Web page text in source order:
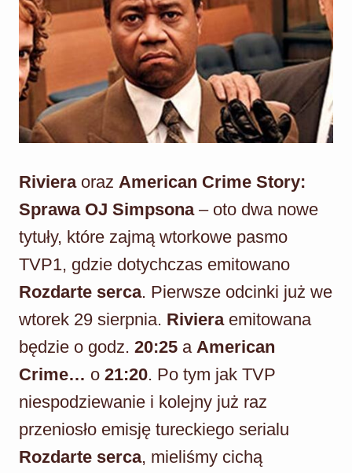
Rivieraoraz American Crime Story:
Sprawa OJ Simpsona– oto dwa nowe
tytuły, które zajmą wtorkowe pasmo
TVP1, gdzie dotychczas emitowano
Rozdarte serca. Pierwsze odcinki już we
wtorek 29 sierpnia. Rivieraemitowana
będzie o godz. 20:25 a American
Crime… o 21:20. Po tym jak TVP
niespodziewanie i kolejny już raz
przeniosło emisję tureckiego serialu
Rozdarte serca, mieliśmy cichą